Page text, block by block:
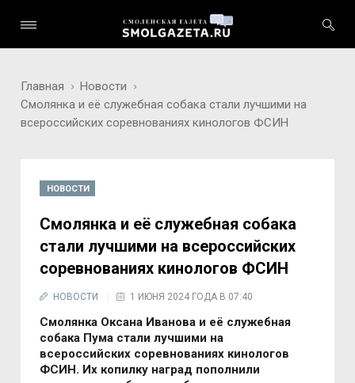
Главная
Новости
Смолянка и её служебная собака стали лучшими на
всероссийских соревнованиях кинологов ФСИН
НОВОСТИ
Смолянка и её служебная собака
стали лучшими на всероссийских
соревнованиях кинологов ФСИН
НОВОСТИ 1 ИЮНЯ 2024 ГОДА В 07:40
Смолянка Оксана Иванова и её служебная
собака Пума стали лучшими на
всероссийских соревнованиях кинологов
ФСИН. Их копилку наград пополнили